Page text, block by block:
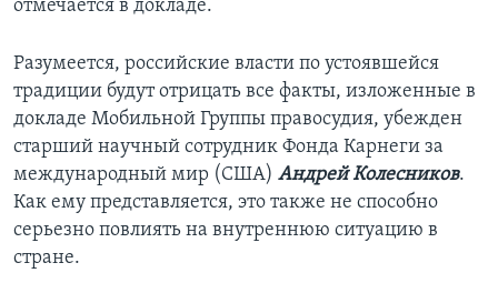
отмечается в докладе.
Разумеется, российские власти по устоявшейся
традиции будут отрицать все факты, изложенные в
докладе Мобильной Группы правосудия, убежден
старший научный сотрудник Фонда Карнеги за
международный мир (США) Андрей Колесников.
Как ему представляется, это также не способно
серьезно повлиять на внутреннюю ситуацию в
стране.